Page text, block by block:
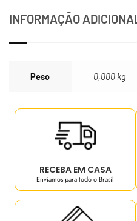
INFORMAÇÃO ADICIONAL
Peso 0,000 kg
RECEBA EM CASA
Enviamos para todo o Brasil